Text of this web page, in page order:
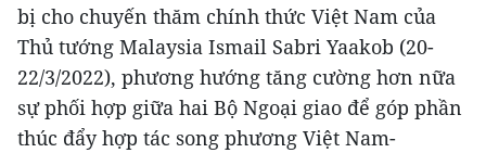
bị cho chuyến thăm chính thức Việt Nam của
Thủ tướng Malaysia Ismail Sabri Yaakob (20-
22/3/2022), phương hướng tăng cường hơn nữa
sự phối hợp giữa hai Bộ Ngoại giao để góp phần
thúc đẩy hợp tác song phương Việt Nam-